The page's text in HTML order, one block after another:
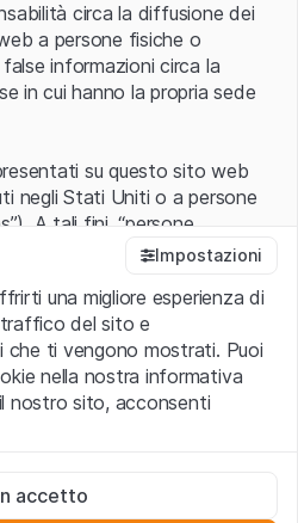
circa la diffusione dei
a persone fisiche o
informazioni circa la
in cui hanno la propria sede
su questo sito web
negli Stati Uniti o a persone
A tali fini, “persone
nel significato ad esse ascritto
residenti negli Stati Uniti
e le altre forme societarie
legali
seguito, il “Sito”) si dichiara
condizioni di utilizzo ivi rese
Impostazioni
una migliore esperienza di
traffico del sito e
che ti vengono mostrati. Puoi
nella nostra informativa
nostro sito, acconsenti
per il funzionamento del sito
accetto